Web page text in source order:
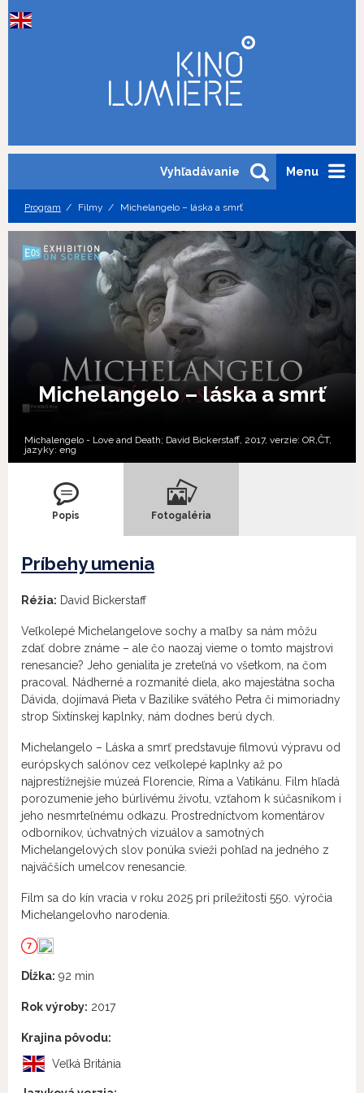
Menu
Vyhľadávanie
Program Filmy Michelangelo – láska a smrť
Michelangelo – láska a smrť
Michalengelo - Love and Death; David Bickerstaff, 2017, verzie: OR, ČT,
jazyky: eng
Popis Fotogaléria
Príbehy umenia
Réžia: David Bickerstaff
Veľkolepé Michelangelove sochy a maľby sa nám môžu
zdať dobre známe – ale čo naozaj vieme o tomto majstrovi
renesancie? Jeho genialita je zreteľná vo všetkom, na čom
pracoval. Nádherné a rozmanité diela, ako majestátna socha
Dávida, dojímavá Pieta v Bazilike svätého Petra či mimoriadny
strop Sixtínskej kaplnky, nám dodnes berú dych.
Michelangelo – Láska a smrť predstavuje filmovú výpravu od
európskych salónov cez veľkolepé kaplnky až po
najprestížnejšie múzeá Florencie, Ríma a Vatikánu. Film hľadá
porozumenie jeho búrlivému životu, vzťahom k súčasníkom i
jeho nesmrteľnému odkazu. Prostredníctvom komentárov
odborníkov, úchvatných vizuálov a samotných
Michelangelových slov ponúka svieži pohľad na jedného z
najväčších umelcov renesancie.
Film sa do kín vracia v roku 2025 pri príležitosti 550. výročia
Michelangelovho narodenia.
Dĺžka: 92 min
Rok výroby: 2017
Krajina pôvodu:
Veľká Británia